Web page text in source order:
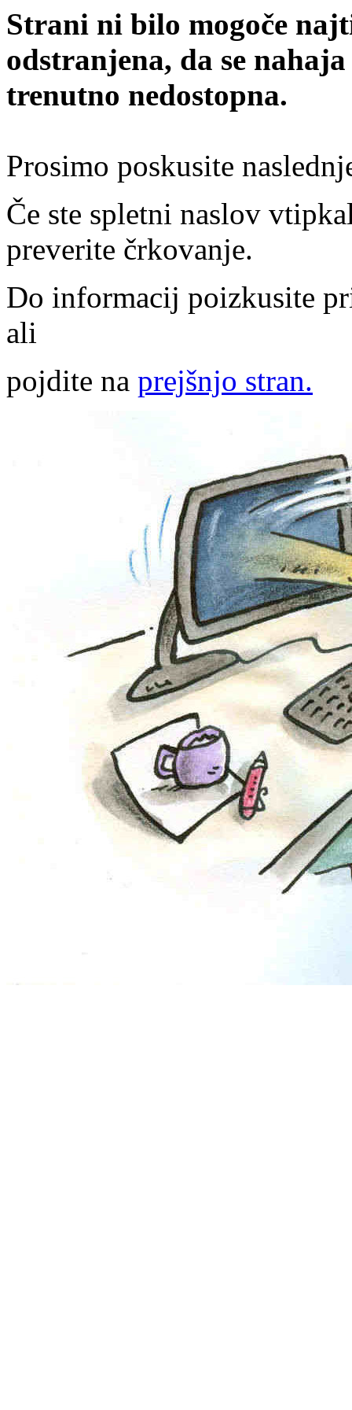
Strani ni bilo mogoče
odstranjena, da se
trenutno nedostopna.
Prosimo poskusite
Če ste spletni naslov
preverite črkovanje.
Do informacij poizkusite
ali
pojdite na prejšnjo stran.